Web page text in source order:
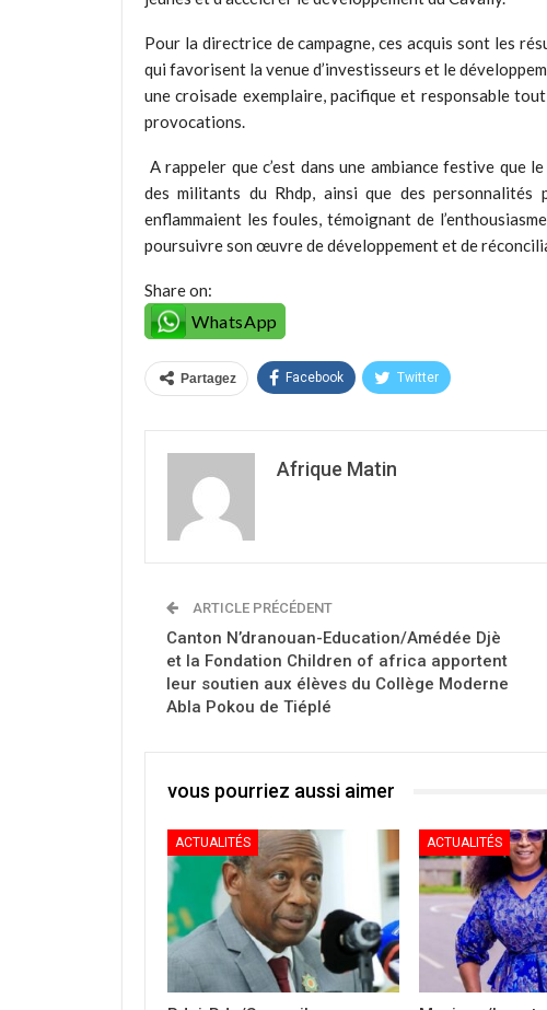
Pour la directrice de campagne, ces acquis sont les
qui favorisent la venue d’investisseurs et le
une croisade exemplaire, pacifique et responsable
provocations.
A rappeler que c’est dans une ambiance festive que
des militants du Rhdp, ainsi que des personnalités
enflammaient les foules, témoignant de
poursuivre son œuvre de développement et de
Share on:
WhatsApp
Partagez Facebook Twitter
Afrique Matin
ARTICLE PRÉCÉDENT
Canton N’dranouan-Education/Amédée Djè
et la Fondation Children of africa apportent
leur soutien aux élèves du Collège Moderne
Abla Pokou de Tiéplé
vous pourriez aussi aimer
ACTUALITÉS ACTUALITÉS